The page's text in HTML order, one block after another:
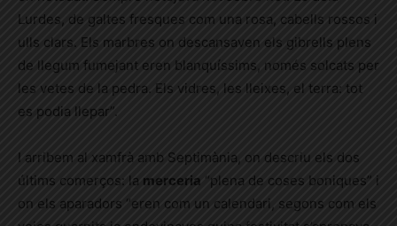
Lurdes, de galtes fresques com una rosa, cabells rossos i
ulls clars. Els marbres on descansaven els gibrells plens
de llegum fumejant eren blanquíssims, només solcats per
les vetes de la pedra. Els vidres, les lleixes, el terra: tot
es podia llepar”.
I arribem al xamfrà amb Septimània, on descriu els dos
últims comerços: la merceria “plena de coses boniques” i
on els aparadors “eren com un calendari, segons com els